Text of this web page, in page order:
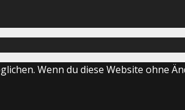
Wenn du diese Website ohne